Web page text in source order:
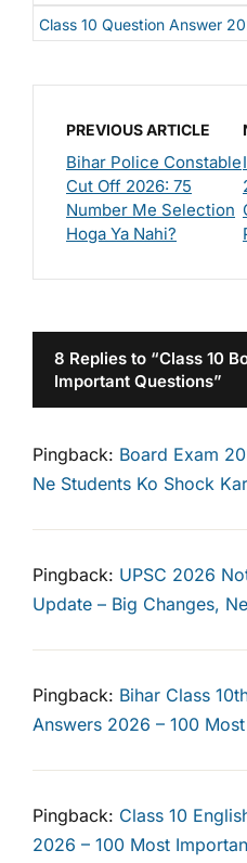
Class 10 Question Answer
PREVIOUS ARTICLE
Bihar Police Constable
Cut Off 2026: 75
Number Me Selection
Hoga Ya Nahi?
8 Replies to “Class 10
Important Questions”
Pingback: Board Exam
Ne Students Ko Shock
Pingback: UPSC 2026
Update – Big Changes,
Pingback: Bihar Class
Answers 2026 – 100
Pingback: Class 10
2026 – 100 Most